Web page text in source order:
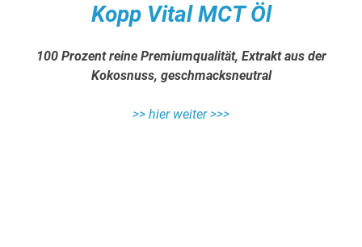
Kopp Vital MCT Öl
100 Prozent reine Premiumqualität, Extrakt aus der
Kokosnuss, geschmacksneutral
>> hier weiter >>>